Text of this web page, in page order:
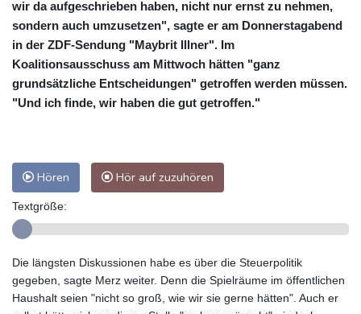
wir da aufgeschrieben haben, nicht nur ernst zu nehmen,
sondern auch umzusetzen", sagte er am Donnerstagabend
in der ZDF-Sendung "Maybrit Illner". Im
Koalitionsausschuss am Mittwoch hätten "ganz
grundsätzliche Entscheidungen" getroffen werden müssen.
"Und ich finde, wir haben die gut getroffen."
Hören Hör auf zuzuhören
Textgröße:
Die längsten Diskussionen habe es über die Steuerpolitik
gegeben, sagte Merz weiter. Denn die Spielräume im öffentlichen
Haushalt seien "nicht so groß, wie wir sie gerne hätten". Auch er